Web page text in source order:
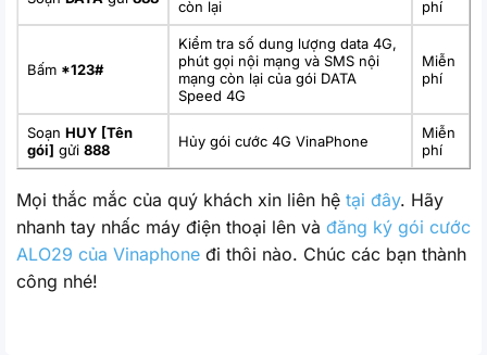
còn lại phí
Bấm *123#
Kiểm tra số dung lượng data 4G,
phút gọi nội mạng và SMS nội
mạng còn lại của gói DATA
Speed 4G
Miễn
phí
Soạn HUY [Tên
gói] gửi 888 Hủy gói cước 4G VinaPhone
Miễn
phí
Mọi thắc mắc của quý khách xin liên hệ tại đây. Hãy
nhanh tay nhấc máy điện thoại lên và đăng ký gói cước
ALO29 của Vinaphone đi thôi nào. Chúc các bạn thành
công nhé!